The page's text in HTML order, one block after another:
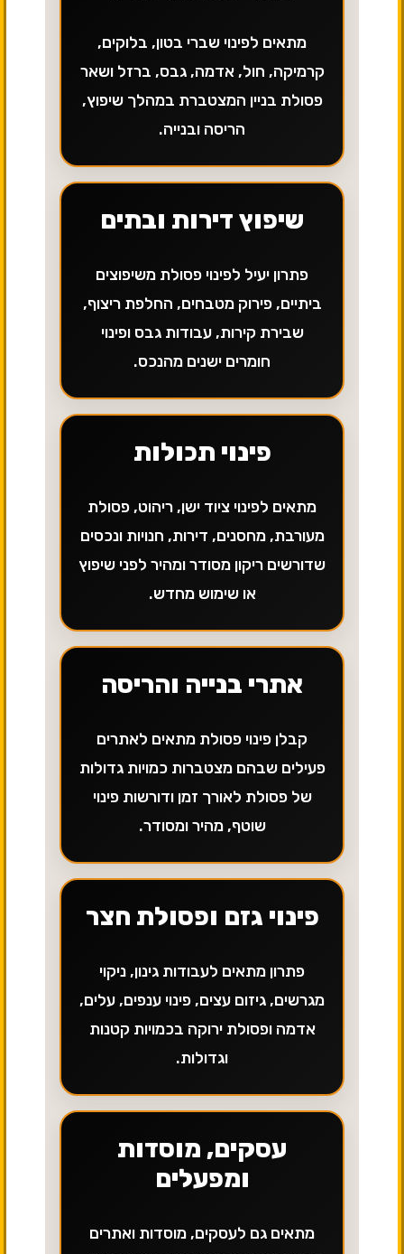
מתאים לפינוי שברי בטון, בלוקים,
קרמיקה, חול, אדמה, גבס, ברזל ושאר
פסולת בניין המצטברת במהלך שיפוץ,
הריסה ובנייה.
שיפוץ דירות ובתים
פתרון יעיל לפינוי פסולת משיפוצים
ביתיים, פירוק מטבחים, החלפת ריצוף,
שבירת קירות, עבודות גבס ופינוי
חומרים ישנים מהנכס.
פינוי תכולות
מתאים לפינוי ציוד ישן, ריהוט, פסולת
מעורבת, מחסנים, דירות, חנויות ונכסים
שדורשים ריקון מסודר ומהיר לפני שיפוץ
או שימוש מחדש.
אתרי בנייה והריסה
קבלן פינוי פסולת מתאים לאתרים
פעילים שבהם מצטברות כמויות גדולות
של פסולת לאורך זמן ודורשות פינוי
שוטף, מהיר ומסודר.
פינוי גזם ופסולת חצר
פתרון מתאים לעבודות גינון, ניקוי
מגרשים, גיזום עצים, פינוי ענפים, עלים,
אדמה ופסולת ירוקה בכמויות קטנות
וגדולות.
עסקים, מוסדות
ומפעלים
מתאים גם לעסקים, מוסדות ואתרים